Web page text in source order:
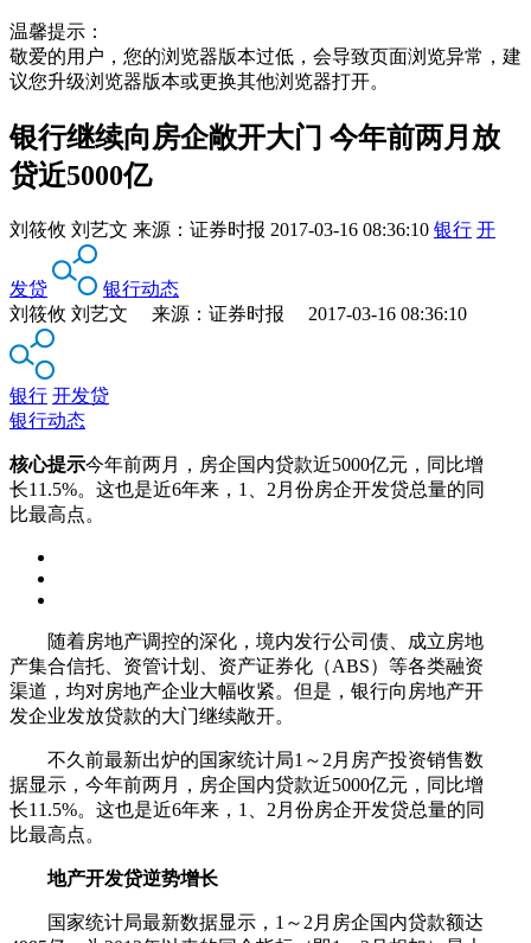
温馨提示：
敬爱的用户，您的浏览器版本过低，会导致页面浏览异常，建
议您升级浏览器版本或更换其他浏览器打开。
银行继续向房企敞开大门 今年前两月放
贷近5000亿
刘筱攸 刘艺文 来源： 证券时报 2017-03-16 08:36:10 银行 开
发贷
银行动态
刘筱攸 刘艺文 来源：证券时报 2017-03-16 08:36:10
银行 开发贷
银行动态
核心提示今年前两月，房企国内贷款近5000亿元，同比增
长11.5%。这也是近6年来，1、2月份房企开发贷总量的同
比最高点。
随着房地产调控的深化，境内发行公司债、成立房地
产集合信托、资管计划、资产证券化（ABS）等各类融资
渠道，均对房地产企业大幅收紧。但是，银行向房地产开
发企业发放贷款的大门继续敞开。
不久前最新出炉的国家统计局1～2月房产投资销售数
据显示，今年前两月，房企国内贷款近5000亿元，同比增
长11.5%。这也是近6年来，1、2月份房企开发贷总量的同
比最高点。
地产开发贷逆势增长
国家统计局最新数据显示，1～2月房企国内贷款额达